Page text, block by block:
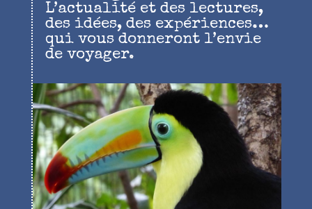
L’actualité et des lectures,
des idées, des expériences…
qui vous donneront l’envie
de voyager.